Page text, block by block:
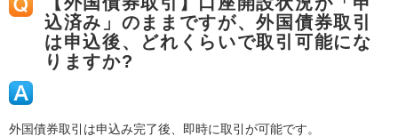
込済み」のままですが、外国債券取引
は申込後、どれくらいで取引可能にな
りますか?
外国債券取引は申込み完了後、即時に取引が可能です。